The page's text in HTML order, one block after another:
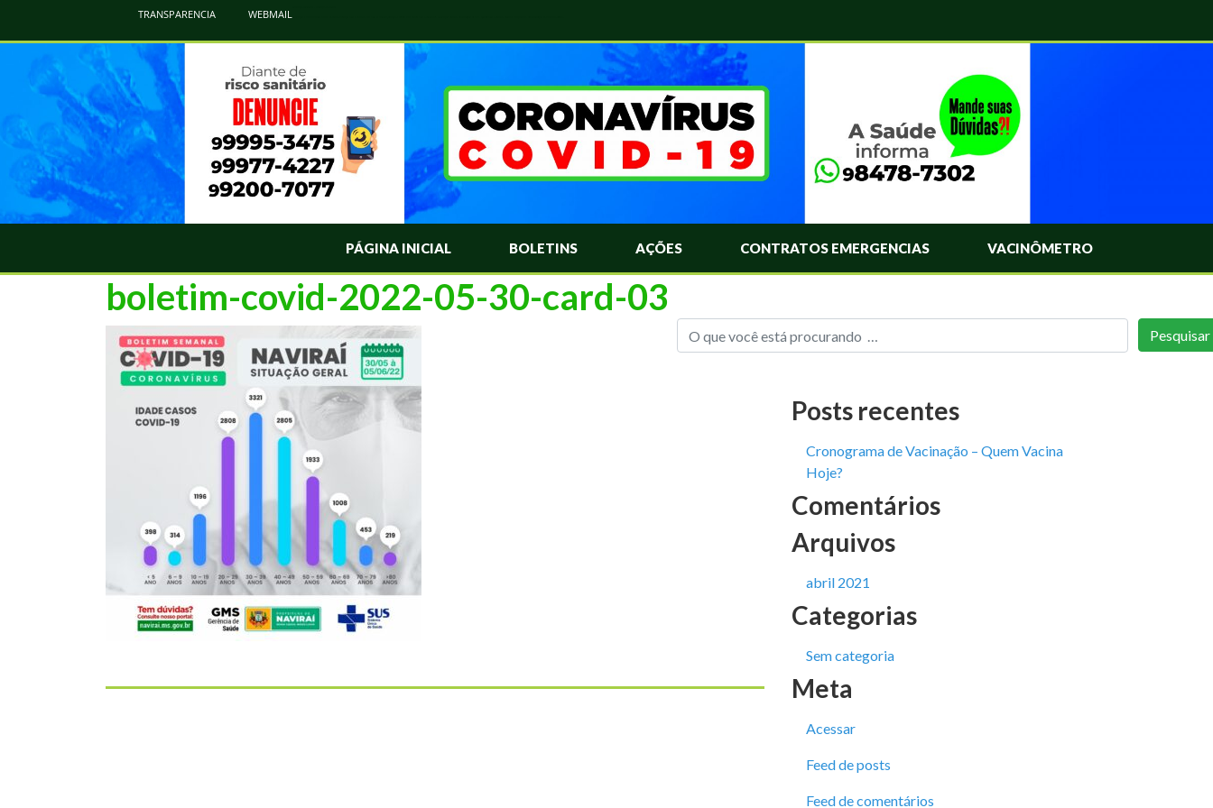
TRANSPARENCIA WEBMAIL
PÁGINA INICIAL BOLETINS AÇÕES CONTRATOS EMERGENCIAS VACINÔMETRO
boletim-covid-2022-05-30-card-03
Posts recentes
Cronograma de Vacinação – Quem Vacina
Hoje?
Comentários
Arquivos
abril 2021
Categorias
Sem categoria
Meta
Acessar
Feed de posts
Feed de comentários